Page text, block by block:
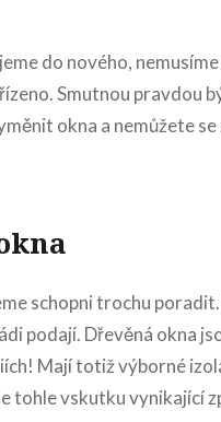
do nového,
Smutnou pravdou
okna a nemůžete
schopni trochu
podají. Dřevěná okna
Mají totiž výborné
tohle vskutku vynikající